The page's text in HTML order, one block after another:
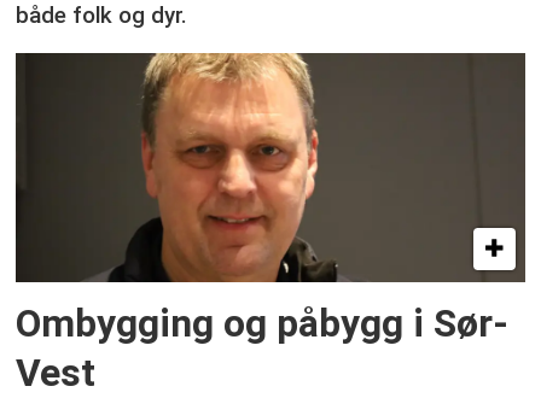
både folk og dyr.
Ombygging og påbygg i Sør-
Vest